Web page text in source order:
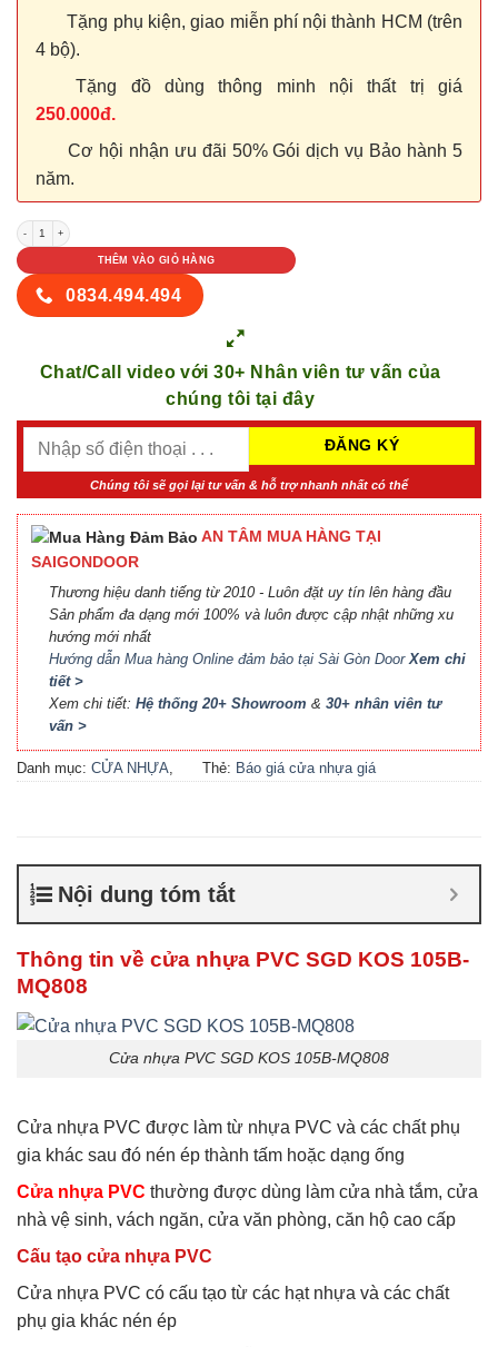
Tặng phụ kiện, giao miễn phí nội thành HCM (trên
4 bộ).
Tặng đồ dùng thông minh nội thất trị giá
250.000đ.
Cơ hội nhận ưu đãi 50% Gói dịch vụ Bảo hành 5
năm.
Cửa nhựa PVC SGD KOS 105B-MQ808 số lượng
THÊM VÀO GIỎ HÀNG
0834.494.494
Chat/Call video với 30+ Nhân viên tư vấn của
chúng tôi tại đây
Chúng tôi sẽ gọi lại tư vấn & hỗ trợ nhanh nhất có thể
AN TÂM MUA HÀNG TẠI
SAIGONDOOR
Thương hiệu danh tiếng từ 2010 - Luôn đặt uy tín lên hàng đầu
Sản phẩm đa dạng mới 100% và luôn được cập nhật những xu
hướng mới nhất
Hướng dẫn Mua hàng Online đảm bảo tại Sài Gòn DoorXem chi
tiết >
Xem chi tiết: Hệ thống 20+ Showroom & 30+ nhân viên tư
vấn >
Danh mục: CỬA NHỰA,
Thẻ: Báo giá cửa nhựa giá
giá rẻ tphcm
thường giá rẻ
nhựa xếp nhà vệ sinh,Lắp
Nội dung tóm tắt
Thông tin về cửa nhựa PVC SGD KOS 105B-
MQ808
Cửa nhựa PVC SGD KOS 105B-MQ808
Cửa nhựa PVC được làm từ nhựa PVC và các chất phụ
gia khác sau đó nén ép thành tấm hoặc dạng ống
Cửa nhựa PVC thường được dùng làm cửa nhà tắm, cửa
nhà vệ sinh, vách ngăn, cửa văn phòng, căn hộ cao cấp
Cấu tạo cửa nhựa PVC
Cửa nhựa PVC có cấu tạo từ các hạt nhựa và các chất
phụ gia khác nén ép